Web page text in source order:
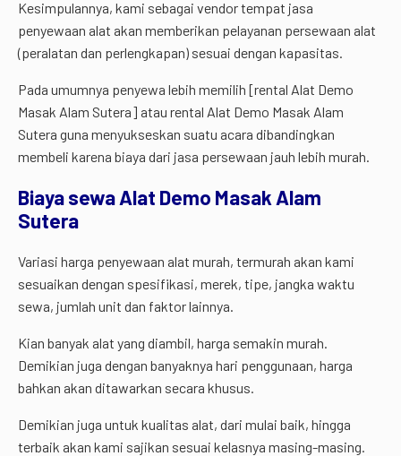
Kesimpulannya, kami sebagai vendor tempat jasa
penyewaan alat akan memberikan pelayanan persewaan alat
(peralatan dan perlengkapan) sesuai dengan kapasitas.
Pada umumnya penyewa lebih memilih [rental Alat Demo
Masak Alam Sutera] atau rental Alat Demo Masak Alam
Sutera guna menyukseskan suatu acara dibandingkan
membeli karena biaya dari jasa persewaan jauh lebih murah.
Biaya sewa Alat Demo Masak Alam
Sutera
Variasi harga penyewaan alat murah, termurah akan kami
sesuaikan dengan spesifikasi, merek, tipe, jangka waktu
sewa, jumlah unit dan faktor lainnya.
Kian banyak alat yang diambil, harga semakin murah.
Demikian juga dengan banyaknya hari penggunaan, harga
bahkan akan ditawarkan secara khusus.
Demikian juga untuk kualitas alat, dari mulai baik, hingga
terbaik akan kami sajikan sesuai kelasnya masing-masing.